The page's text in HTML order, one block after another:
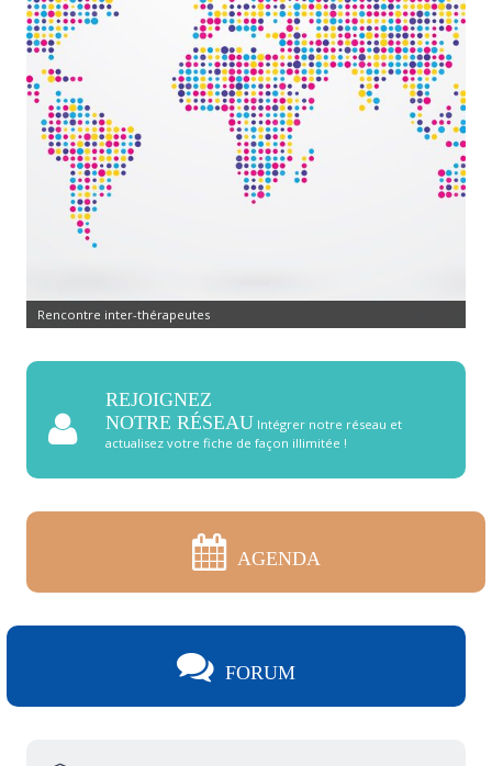
Rencontre inter-thérapeutes
REJOIGNEZ
NOTRE RÉSEAU Intégrer notre réseau et
actualisez votre fiche de façon illimitée !
AGENDA
FORUM